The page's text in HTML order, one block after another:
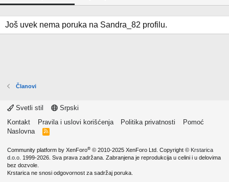
Još uvek nema poruka na Sandra_82 profilu.
Članovi
Svetli stil
Srpski
Kontakt
Pravila i uslovi korišćenja Politika privatnosti
Pomoć
Naslovna
R
Community platform by XenForo® © 2010-2025 XenForo Ltd. Copyright © Krstarica
d.o.o. 1999-2026. Sva prava zadržana. Zabranjena je reprodukcija u celini i u delovima
bez dozvole.
Krstarica ne snosi odgovornost za sadržaj poruka.